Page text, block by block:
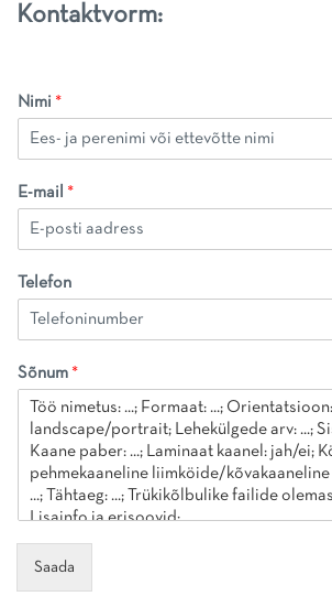
Kontaktvorm:
Nimi *
E-mail *
Telefon
Sõnum *
Saada